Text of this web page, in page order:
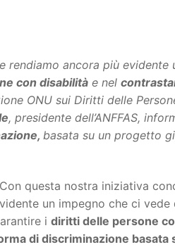
ancora più evidente
con disabilità e nel
ONU sui Diritti delle
, presidente dell’ANFFAS,
basata su un progetto
questa nostra iniziativa
un impegno che ci
i diritti delle persone
di discriminazione basata